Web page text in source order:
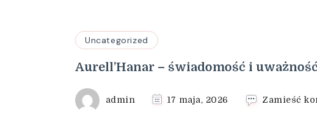
Uncategorized
Aurell’Hanar – świadomość i uważność
admin 17 maja, 2026 Zamieść